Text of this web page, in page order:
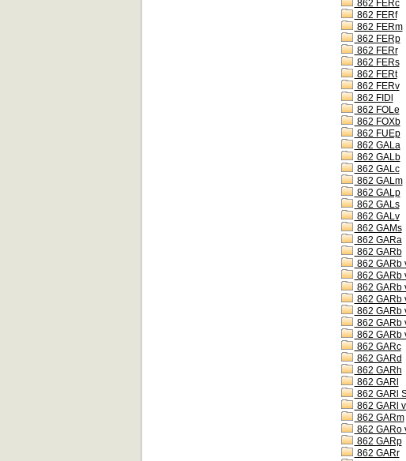
862 FERc
862 FERf
862 FERm
862 FERp
862 FERr
862 FERs
862 FERt
862 FERv
862 FIDl
862 FOLe
862 FOXb
862 FUEp
862 GALa
862 GALb
862 GALc
862 GALm
862 GALp
862 GALs
862 GALv
862 GAMs
862 GARa
862 GARb
862 GARb
862 GARb
862 GARb
862 GARb
862 GARb
862 GARb
862 GARb
862 GARc
862 GARd
862 GARh
862 GARl
862 GARl
862 GARl
862 GARm
862 GARo
862 GARp
862 GARr